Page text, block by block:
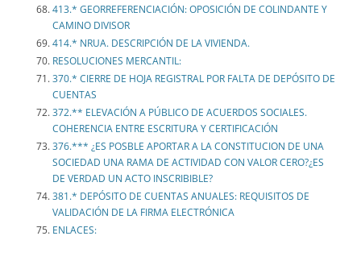
413.* GEORREFERENCIACIÓN: OPOSICIÓN DE COLINDANTE Y
CAMINO DIVISOR
414.* NRUA. DESCRIPCIÓN DE LA VIVIENDA.
RESOLUCIONES MERCANTIL:
370.* CIERRE DE HOJA REGISTRAL POR FALTA DE DEPÓSITO DE
CUENTAS
372.** ELEVACIÓN A PÚBLICO DE ACUERDOS SOCIALES.
COHERENCIA ENTRE ESCRITURA Y CERTIFICACIÓN
376.*** ¿ES POSBLE APORTAR A LA CONSTITUCION DE UNA
SOCIEDAD UNA RAMA DE ACTIVIDAD CON VALOR CERO?¿ES
DE VERDAD UN ACTO INSCRIBIBLE?
381.* DEPÓSITO DE CUENTAS ANUALES: REQUISITOS DE
VALIDACIÓN DE LA FIRMA ELECTRÓNICA
ENLACES: